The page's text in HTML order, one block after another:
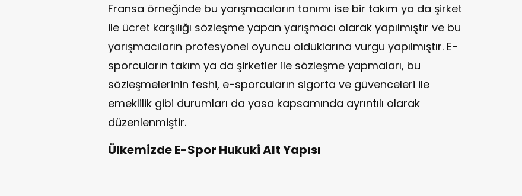
Fransa örneğinde bu yarışmacıların tanımı ise bir takım ya da şirket
ile ücret karşılığı sözleşme yapan yarışmacı olarak yapılmıştır ve bu
yarışmacıların profesyonel oyuncu olduklarına vurgu yapılmıştır. E-
sporcuların takım ya da şirketler ile sözleşme yapmaları, bu
sözleşmelerinin feshi, e-sporcuların sigorta ve güvenceleri ile
emeklilik gibi durumları da yasa kapsamında ayrıntılı olarak
düzenlenmiştir.
Ülkemizde E-Spor Hukuki Alt Yapısı